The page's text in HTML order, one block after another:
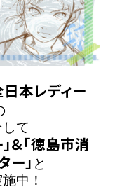
本レディー
＆「徳島市消
」 と
中！